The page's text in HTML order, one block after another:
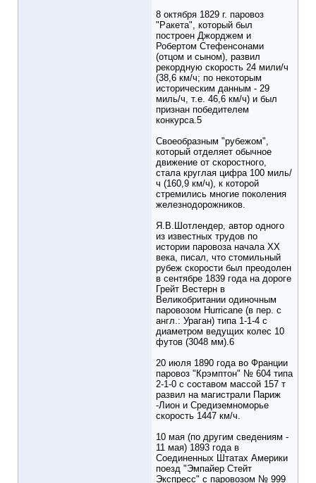
8 октября 1829 г. паровоз
"Ракета", который был
построен Джорджем и
Робертом Стефенсонами
(отцом и сыном), развил
рекордную скорость 24 мили/ч
(38,6 км/ч; по некоторым
историческим данным - 29
миль/ч, т.е. 46,6 км/ч) и был
признан победителем
конкурса.5
Своеобразным "рубежом",
который отделяет обычное
движение от скоростного,
стала круглая цифра 100 миль/
ч (160,9 км/ч), к которой
стремились многие поколения
железнодорожников.
Я.В.Шотлендер, автор одного
из известных трудов по
истории паровоза начала XX
века, писал, что стомильный
рубеж скорости был преодолен
в сентябре 1839 года на дороге
Грейт Вестерн в
Великобритании одиночным
паровозом Hurricane (в пер. с
англ.: Ураган) типа 1-1-4 с
диаметром ведущих колес 10
футов (3048 мм).6
20 июля 1890 года во Франции
паровоз "Крэмптон" № 604 типа
2-1-0 с составом массой 157 т
развил на магистрали Париж
-Лион и Средиземноморье
скорость 1447 км/ч.
10 мая (по другим сведениям -
11 мая) 1893 года в
Соединенных Штатах Америки
поезд "Эмпайер Стейт
Экспресс" с паровозом № 999